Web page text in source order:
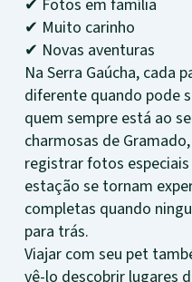
✔ Fotos em família
✔ Muito carinho
✔ Novas aventuras
Na Serra Gaúcha, cada
diferente quando pode
quem sempre está ao
charmosas de
registrar fotos
estação se tornam
completas quando
para trás.
Viajar com seu pet
vê-lo descobrir lugares